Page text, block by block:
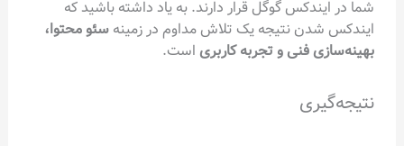
شما در ایندکس گوگل قرار دارند. به یاد داشته باشید که
ایندکس شدن نتیجه یک تلاش مداوم در زمینه سئو محتوا،
بهینه‌سازی فنی و تجربه کاربری است.
نتیجه‌گیری